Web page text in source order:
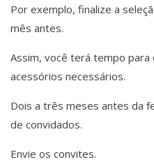
Por exemplo, finalize a
mês antes.
Assim, você terá tempo para
acessórios necessários.
Dois a três meses antes da
de convidados.
Envie os convites.